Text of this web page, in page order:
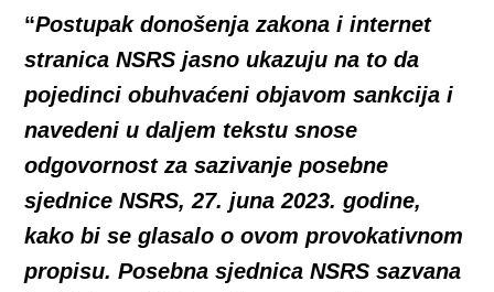
“Postupak donošenja zakona i internet
stranica NSRS jasno ukazuju na to da
pojedinci obuhvaćeni objavom sankcija i
navedeni u daljem tekstu snose
odgovornost za sazivanje posebne
sjednice NSRS, 27. juna 2023. godine,
kako bi se glasalo o ovom provokativnom
propisu. Posebna sjednica NSRS sazvana